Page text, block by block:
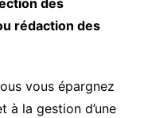
des
rédaction des
vous épargnez
à la gestion d’une